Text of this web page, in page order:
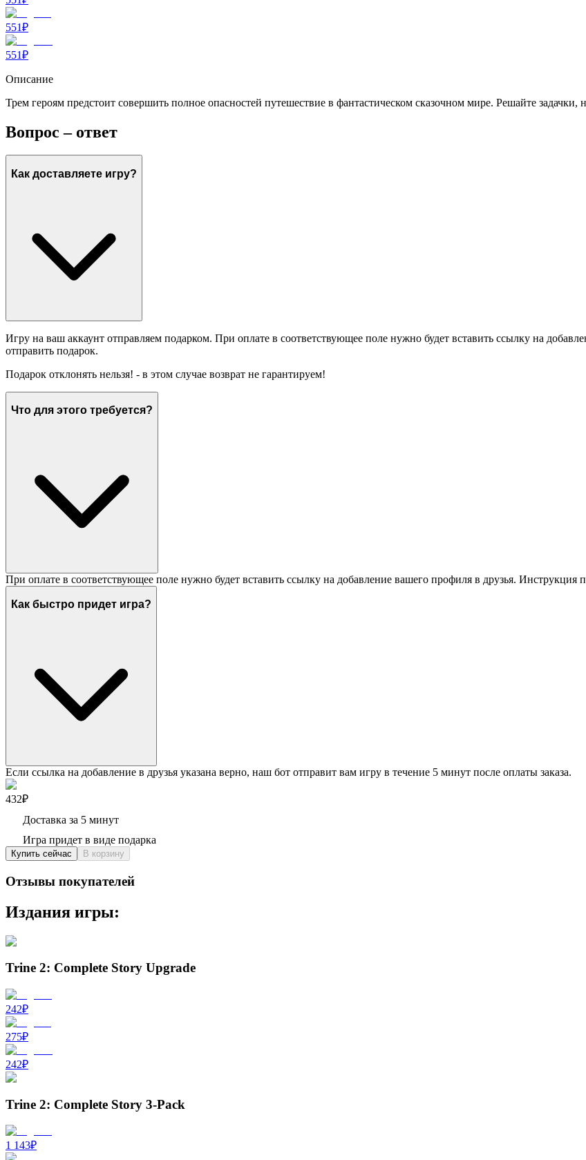
551₽
551₽
Описание
Трем героям предстоит совершить полное опасностей путешествие в фантастическом сказочном мире. Решайте задачки,
Вопрос – ответ
Как доставляете игру?
Игру на ваш аккаунт отправляем подарком. При оплате в соответствующее поле нужно будет вставить ссылку на
отправить подарок.
Подарок отклонять нельзя! - в этом случае возврат не гарантируем!
Что для этого требуется?
При оплате в соответствующее поле нужно будет вставить ссылку на добавление вашего профиля в друзья. Инструкция
Как быстро придет игра?
Если ссылка на добавление в друзья указана верно, наш бот отправит вам игру в течение 5 минут после оплаты заказа.
432₽
Доставка за 5 минут
Игра придет в виде подарка
Купить сейчас В корзину
Отзывы покупателей
Издания игры:
Trine 2: Complete Story Upgrade
242₽
275₽
242₽
Trine 2: Complete Story 3-Pack
1 143₽